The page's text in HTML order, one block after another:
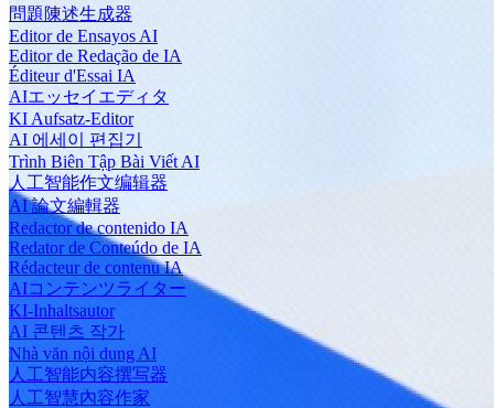
問題陳述生成器
Editor de Ensayos AI
Editor de Redação de IA
Éditeur d'Essai IA
AIエッセイエディタ
KI Aufsatz-Editor
AI 에세이 편집기
Trình Biên Tập Bài Viết AI
人工智能作文编辑器
AI 論文編輯器
Redactor de contenido IA
Redator de Conteúdo de IA
Rédacteur de contenu IA
AIコンテンツライター
KI-Inhaltsautor
AI 콘텐츠 작가
Nhà văn nội dung AI
人工智能内容撰写器
人工智慧內容作家